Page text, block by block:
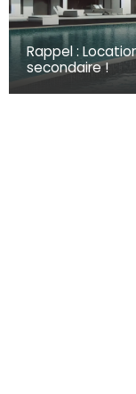
Rappel :
secondaire !